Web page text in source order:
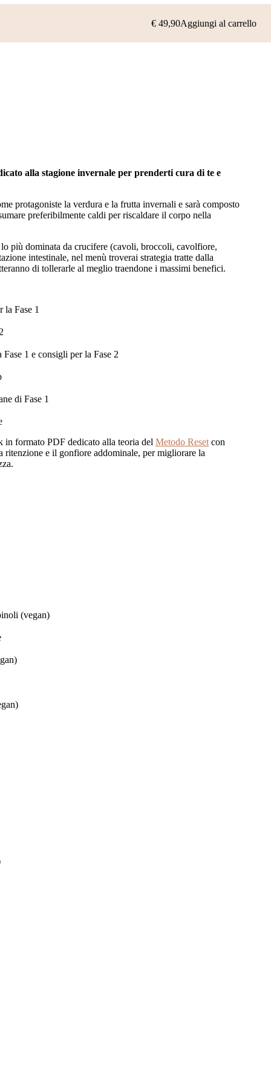
Login
alla stagione invernale per prenderti cura di te e
protagoniste la verdura e la frutta invernali e sarà composto
preferibilmente caldi per riscaldare il corpo nella
più dominata da crucifere (cavoli, broccoli, cavolfiore,
intestinale, nel menù troverai strategia tratte dalla
di tollerarle al meglio traendone i massimi benefici.
la Fase 1
1 e consigli per la Fase 2
di Fase 1
in formato PDF dedicato alla teoria del Metodo Reset con
e il gonfiore addominale, per migliorare la
(vegan)
€ 49,90Aggiungi al carrello